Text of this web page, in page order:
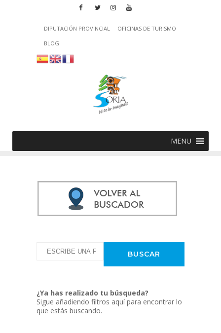
DIPUTACIÓN PROVINCIAL
OFICINAS DE TURISMO
BLOG
MENU
¿Ya has realizado tu búsqueda?
Sigue añadiendo filtros aquí para encontrar lo
que estás buscando.